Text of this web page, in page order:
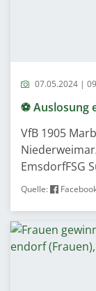
07.05.2024 |
⚽️ Auslosung
VfB 1905
EmsdorfFSG
Quelle: